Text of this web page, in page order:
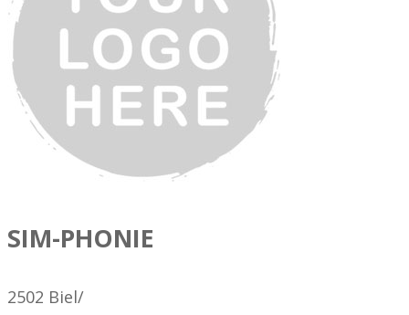
SIM-PHONIE
2502 Biel/